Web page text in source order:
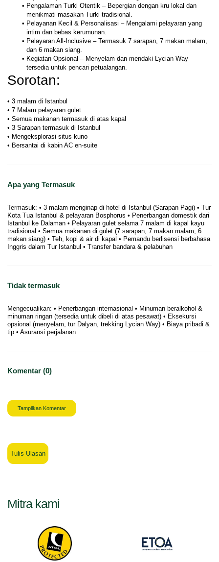
Pengalaman Turki Otentik – Bepergian dengan kru lokal dan
menikmati masakan Turki tradisional.
Pelayanan Kecil & Personalisasi – Mengalami pelayaran yang
intim dan bebas kerumunan.
Pelayaran All-Inclusive – Termasuk 7 sarapan, 7 makan malam,
dan 6 makan siang.
Kegiatan Opsional – Menyelam dan mendaki Lycian Way
tersedia untuk pencari petualangan.
Sorotan:
• 3 malam di Istanbul
• 7 Malam pelayaran gulet
• Semua makanan termasuk di atas kapal
• 3 Sarapan termasuk di Istanbul
• Mengeksplorasi situs kuno
• Bersantai di kabin AC en-suite
Apa yang Termasuk
Termasuk: • 3 malam menginap di hotel di Istanbul (Sarapan Pagi) • Tur
Kota Tua Istanbul & pelayaran Bosphorus • Penerbangan domestik dari
Istanbul ke Dalaman • Pelayaran gulet selama 7 malam di kapal kayu
tradisional • Semua makanan di gulet (7 sarapan, 7 makan malam, 6
makan siang) • Teh, kopi & air di kapal • Pemandu berlisensi berbahasa
Inggris dalam Tur Istanbul • Transfer bandara & pelabuhan
Tidak termasuk
Mengecualikan: • Penerbangan internasional • Minuman beralkohol &
minuman ringan (tersedia untuk dibeli di atas pesawat) • Eksekursi
opsional (menyelam, tur Dalyan, trekking Lycian Way) • Biaya pribadi &
tip • Asuransi perjalanan
Komentar (0)
Tampilkan Komentar
Tulis Ulasan
Mitra kami